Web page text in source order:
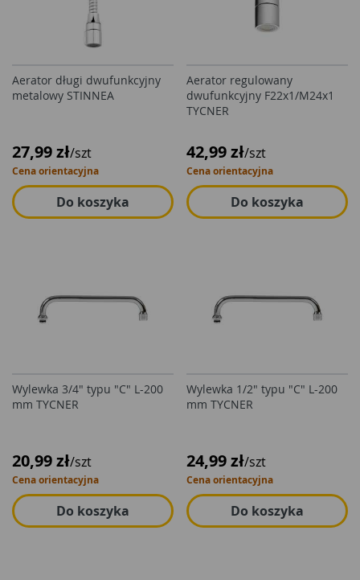
Aerator długi dwufunkcyjny
metalowy STINNEA
27,99 zł/szt
Cena orientacyjna
Do koszyka
Aerator regulowany
dwufunkcyjny F22x1/M24x1
TYCNER
42,99 zł/szt
Cena orientacyjna
Do koszyka
Wylewka 3/4" typu "C" L-200
mm TYCNER
20,99 zł/szt
Cena orientacyjna
Do koszyka
Wylewka 1/2" typu "C" L-200
mm TYCNER
24,99 zł/szt
Cena orientacyjna
Do koszyka